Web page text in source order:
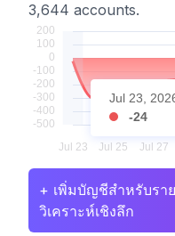
3,644 accounts.
Jul 23,
-24
+ เพิ่มบัญชีสำหรับรา
วิเคราะห์เชิงลึก